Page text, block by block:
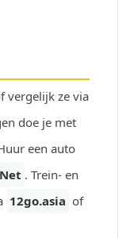
vergelijk ze via
doe je met
een auto
. Trein- en
12go.asia of